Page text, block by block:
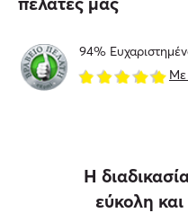
94%
Με
Η
εύκολη